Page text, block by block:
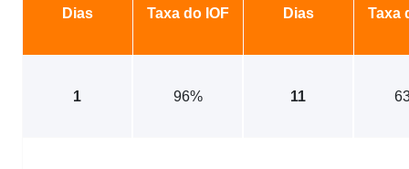
Dias Taxa do IOF Dias Taxa
1 96% 11